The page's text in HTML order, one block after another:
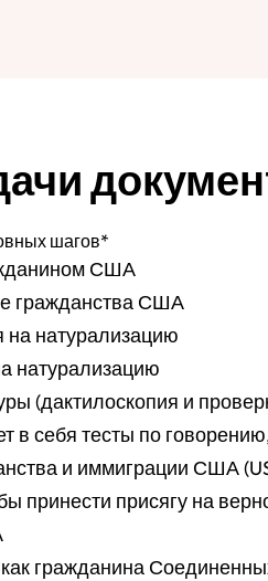
шагов*
США
гражданства США
натурализацию
натурализацию
(дактилоскопия и
в себя тесты по
и иммиграции США
принести присягу на
гражданина